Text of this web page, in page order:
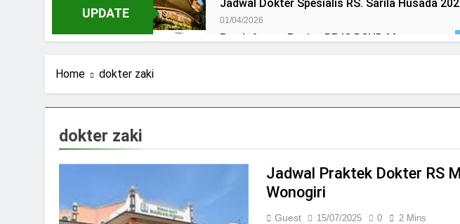
UPDATE
Jadwal Dokter Spesialis RS. Sarila Husada
01/04/2026
Pendaftaran Pasien BPJS RSUD Margono
Jadwal Dokter RS. Puri Asih Salatiga 2025
Home dokter zaki
dokter zaki
Jadwal Praktek Dokter RS
Wonogiri
Guest 15/07/2025 0 2 Mins